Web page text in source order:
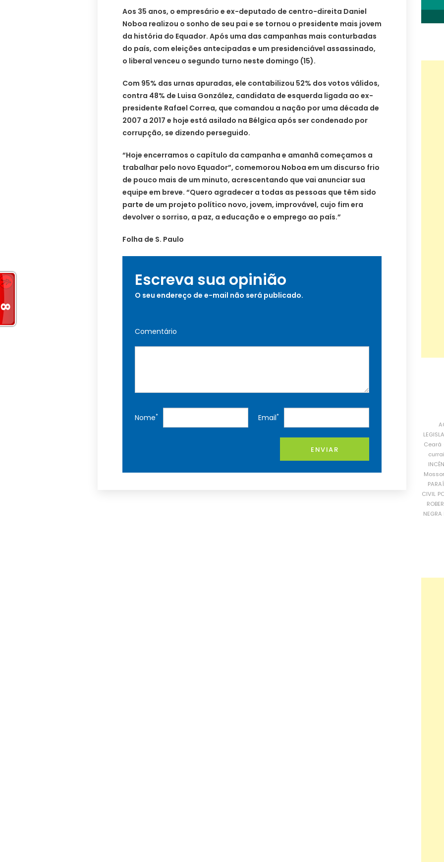
Aos 35 anos, o empresário e ex-deputado de centro-direita Daniel
Noboa realizou o sonho de seu pai e se tornou o presidente mais jovem
da história do Equador. Após uma das campanhas mais conturbadas
do país, com eleições antecipadas e um presidenciável assassinado,
o liberal venceu o segundo turno neste domingo (15).
Com 95% das urnas apuradas, ele contabilizou 52% dos votos válidos,
contra 48% de Luisa González, candidata de esquerda ligada ao ex-
presidente Rafael Correa, que comandou a nação por uma década de
2007 a 2017 e hoje está asilado na Bélgica após ser condenado por
corrupção, se dizendo perseguido.
“Hoje encerramos o capítulo da campanha e amanhã começamos a
trabalhar pelo novo Equador”, comemorou Noboa em um discurso frio
de pouco mais de um minuto, acrescentando que vai anunciar sua
equipe em breve. “Quero agradecer a todas as pessoas que têm sido
parte de um projeto político novo, jovem, improvável, cujo fim era
devolver o sorriso, a paz, a educação e o emprego ao país.”
Folha de S. Paulo
Escreva sua opinião
O seu endereço de e-mail não será publicado.
Comentário
Nome* Email*
ENVIAR
Ceará
CIVIL
NEGRA